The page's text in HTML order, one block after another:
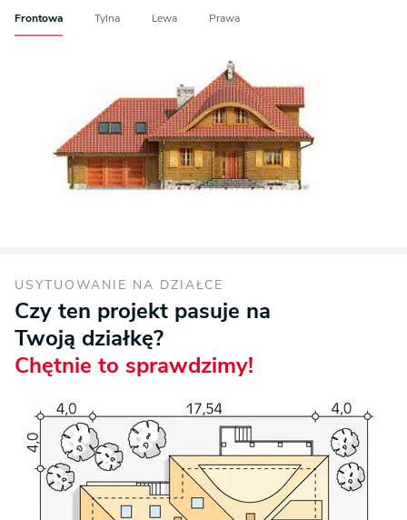
Frontowa Tylna Lewa Prawa
USYTUOWANIE NA DZIAŁCE
Czy ten projekt pasuje na
Twoją działkę?
Chętnie to sprawdzimy!